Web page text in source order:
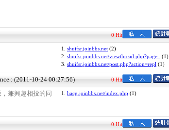
0 Hit
1. shuifsr.joinbbs.net (2)
2. shuifsr.joinbbs.net/viewthread.php?page= (1)
3. shuifsr.joinbbs.net/post.php?action=repl (1)
: (2011-10-24 00:27:56) 0 Hit
，兼興趣相投的同
1. hacg.joinbbs.net/index.php (1)
0 Hit